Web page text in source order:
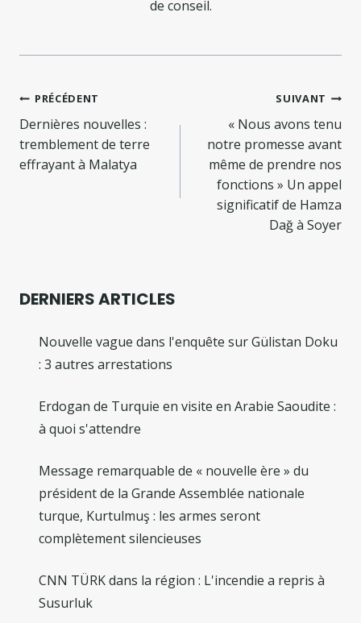
de conseil.
Navigation
de
l’article
PRÉCÉDENT
Dernières nouvelles :
tremblement de terre
effrayant à Malatya
SUIVANT
« Nous avons tenu
notre promesse avant
même de prendre nos
fonctions » Un appel
significatif de Hamza
Dağ à Soyer
DERNIERS ARTICLES
Nouvelle vague dans l'enquête sur Gülistan Doku
: 3 autres arrestations
Erdogan de Turquie en visite en Arabie Saoudite :
à quoi s'attendre
Message remarquable de « nouvelle ère » du
président de la Grande Assemblée nationale
turque, Kurtulmuş : les armes seront
complètement silencieuses
CNN TÜRK dans la région : L'incendie a repris à
Susurluk